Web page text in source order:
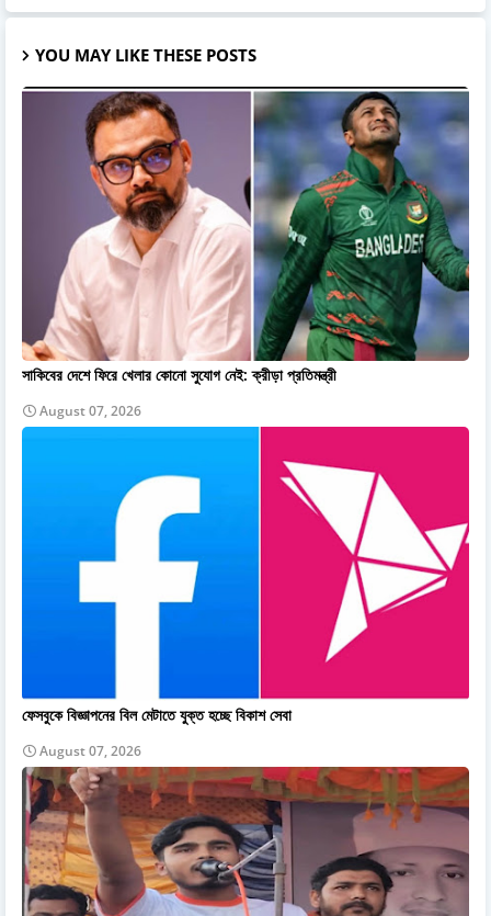
YOU MAY LIKE THESE POSTS
সাকিবের দেশে ফিরে খেলার কোনো সুযোগ নেই: ক্রীড়া প্রতিমন্ত্রী
August 07, 2026
ফেসবুকে বিজ্ঞাপনের বিল মেটাতে যুক্ত হচ্ছে বিকাশ সেবা
August 07, 2026